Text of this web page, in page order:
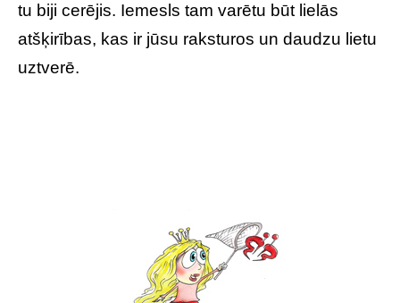
tu biji cerējis. Iemesls tam varētu būt lielās
atšķirības, kas ir jūsu raksturos un daudzu lietu
uztverē.